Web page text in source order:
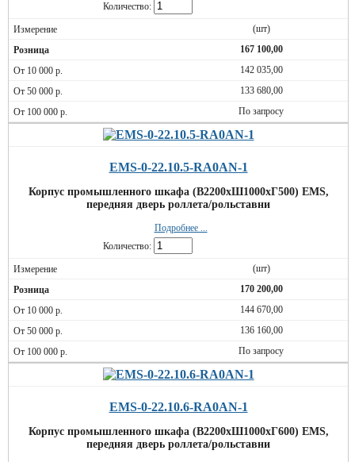
Количество:
(шт)
167 100,00
142 035,00
133 680,00
По запросу
EMS-0-22.10.5-RA0AN-1
Корпус промышленного шкафа (В2200хШ1000хГ500) EMS,
передняя дверь роллета/рольставни
Подробнее ...
Количество:
(шт)
170 200,00
144 670,00
136 160,00
По запросу
EMS-0-22.10.6-RA0AN-1
Корпус промышленного шкафа (В2200хШ1000хГ600) EMS,
передняя дверь роллета/рольставни